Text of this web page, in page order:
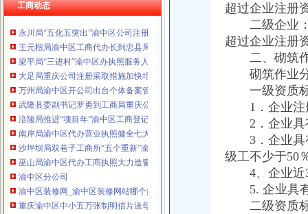
工商动态
永川局“五化五突出”渝中区公司注册力抓安全稳定工作
梁平局“三进村”渝中区办执照服务人民群众
大足局重庆公司注册采取措施加快培育著名商标
万州局渝中区开公司出台个体备案管理办法促进非公经济发展
武隆县委副书记罗勇到工商局重庆公司注册检查指导工作
涪陵局推进“项目年”渝中区工商登记建设成效显著
南岸局渝中区代办营业执照健全七大执法监督工作机制
沙坪坝局双巷子工商所“五个重新”渝中区公司注销化农贸市场监管
巫山局渝中区代办工商执照大力造窗口形象
渝中区分公司
渝中区装修网_渝中区装修网站哪个好_渝中区装修网有哪些
重庆渝中区中小五万张制明信片送母亲_中考_新东方在线
重庆公司注册
三公司注册成立重庆市志愿者服务队
超过企业注册
二级企业：
超过企业注册
二、砌筑作
砌筑作业分
一级资质
1．企业注
2．企业具
3．企业具有
级工不少于50
4、企业近3
5. 企业具有
二级资质